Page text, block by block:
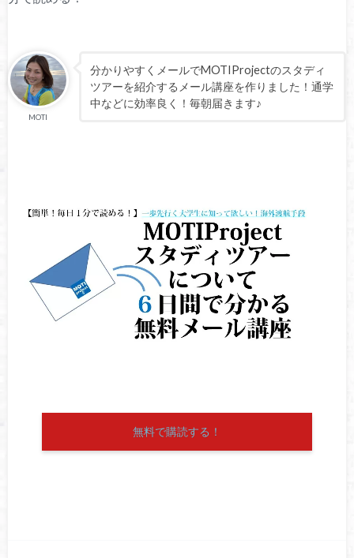
MOTI
分かりやすくメールでMOTIProjectのスタディ
ツアーを紹介するメール講座を作りました！通学
中などに効率良く！毎朝届きます♪
無料で購読する！